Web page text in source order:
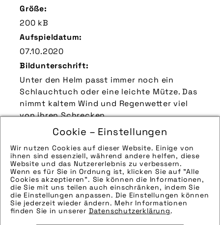
Cookie – Einstellungen
Wir nutzen Cookies auf dieser Website. Einige von
ihnen sind essenziell, während andere helfen, diese
Website und das Nutzererlebnis zu verbessern.
Wenn es für Sie in Ordnung ist, klicken Sie auf "Alle
Cookies akzeptieren". Sie können die Informationen,
die Sie mit uns teilen auch einschränken, indem Sie
die Einstellungen anpassen. Die Einstellungen können
Sie jederzeit wieder ändern. Mehr Informationen
finden Sie in unserer Datenschutzerklärung.
Größe:
200 kB
Aufspieldatum:
07.10.2020
Bildunterschrift:
Unter den Helm passt immer noch ein
Schlauchtuch oder eine leichte Mütze. Das
nimmt kaltem Wind und Regenwetter viel
von ihren Schrecken.
Zu verwendender Bildnachweis:
Quelle/Source [´www.vaude.com | pd-f´]
Technik-Info:
Hinweise zur weiteren Recherche:
Modellname: Moab Rain Jacket
Hersteller: Vaude Sports
Tags: